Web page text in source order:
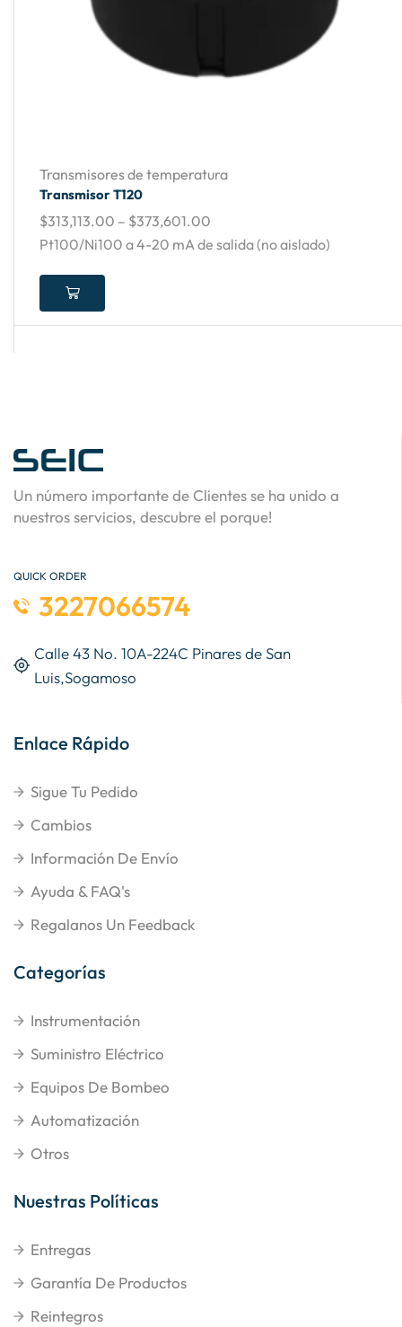
Transmisores de temperatura
Transmisor T120
$313,113.00 – $373,601.00
Pt100/Ni100 a 4-20 mA de salida (no aislado)
Un número importante de Clientes se ha unido a
nuestros servicios, descubre el porque!
QUICK ORDER
3227066574
Calle 43 No. 10A-224C Pinares de San
Luis,Sogamoso
Enlace Rápido
Sigue Tu Pedido
Cambios
Información De Envío
Ayuda & FAQ's
Regalanos Un Feedback
Categorías
Instrumentación
Suministro Eléctrico
Equipos De Bombeo
Automatización
Otros
Nuestras Políticas
Entregas
Garantía De Productos
Reintegros